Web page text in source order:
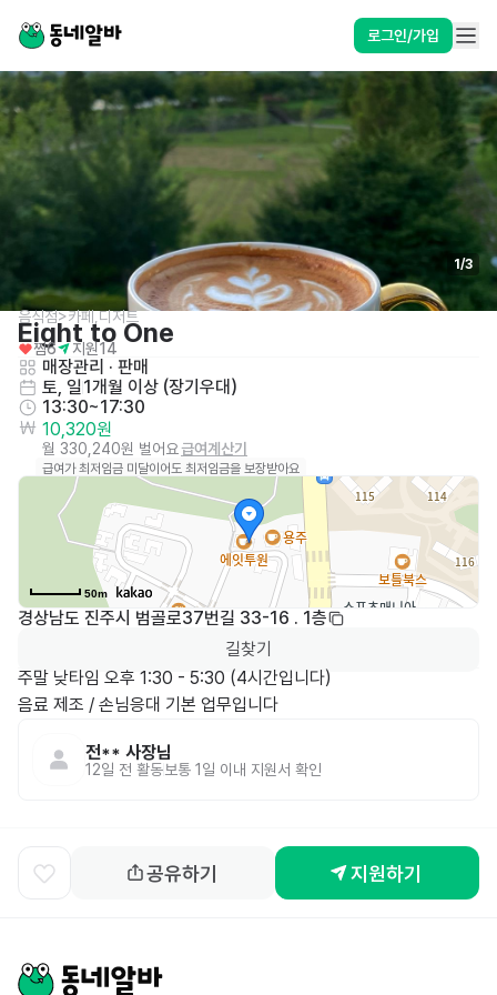
로그인/가입
1/3
음식점>카페,디저트
Eight to One
찜6 지원14
매장관리 · 판매
토, 일1개월 이상 (장기우대)
13:30~17:30
10,320원
월 330,240원 벌어요급여계산기
급여가 최저임금 미달이어도 최저임금을 보장받아요
50m
경상남도 진주시 범골로37번길 33-16 . 1층
길찾기
주말 낮타임 오후 1:30 - 5:30 (4시간입니다)
음료 제조 / 손님응대 기본 업무입니다
전** 사장님
12일 전 활동보통 1일 이내 지원서 확인
공유하기 지원하기